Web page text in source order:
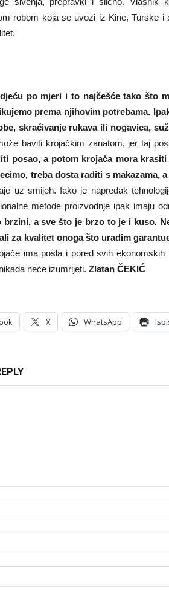
robom koja se uvozi iz Kine, Turske
po mjeri i to najčešće tako što
prema njihovim potrebama.
skraćivanje rukava ili nogavica,
baviti krojačkim zanatom, jer taj
posao, a potom krojača mora
treba dosta raditi s makazama,
uz smijeh. Iako je napredak
metode proizvodnje ipak imaju
brzini, a sve što je brzo to je i kuso.
za kvalitet onoga što uradim
ima posla i pored svih
neće izumrijeti. Zlatan ČEKIĆ
X WhatsApp